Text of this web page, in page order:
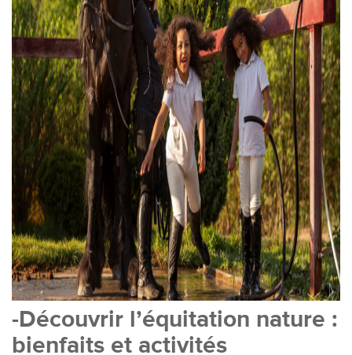
-Découvrir l’équitation nature :
bienfaits et activités